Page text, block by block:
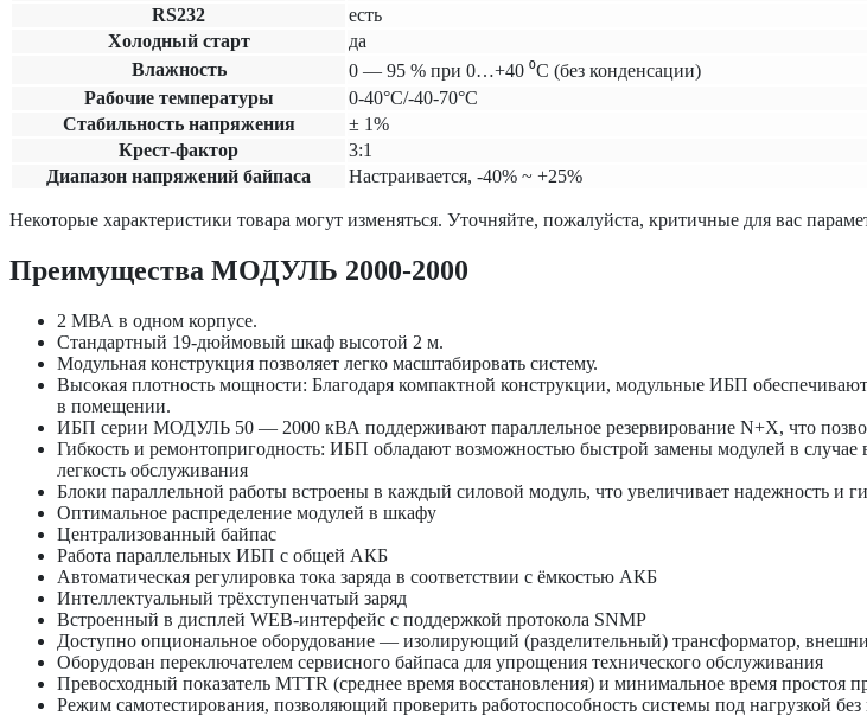
RS232
есть
Холодный старт
да
Влажность
0 — 95 % при 0…+40 ⁰С (без конденсации)
Рабочие температуры
0-40°C/-40-70°C
Cтабильность напряжения
± 1%
Крест-фактор
3:1
Диапазон напряжений байпаса
Настраивается, -40% ~ +25%
Некоторые характеристики товара могут изменяться. Уточняйте, пожалуйста, критичные для вас
Преимущества МОДУЛЬ 2000-2000
2 МВА в одном корпусе.
Стандартный 19-дюймовый шкаф высотой 2 м.
Модульная конструкция позволяет легко масштабировать систему.
Высокая плотность мощности: Благодаря компактной конструкции, модульные ИБП
в помещении.
ИБП серии МОДУЛЬ 50 — 2000 кВА поддерживают параллельное резервирование N+X, что
Гибкость и ремонтопригодность: ИБП обладают возможностью быстрой замены модулей в случае
легкость обслуживания
Блоки параллельной работы встроены в каждый силовой модуль, что увеличивает надежность и
Оптимальное распределение модулей в шкафу
Централизованный байпас
Работа параллельных ИБП с общей АКБ
Автоматическая регулировка тока заряда в соответствии с ёмкостью АКБ
Интеллектуальный трёхступенчатый заряд
Встроенный в дисплей WEB-интерфейс с поддержкой протокола SNMP
Доступно опциональное оборудование — изолирующий (разделительный) трансформатор,
Оборудован переключателем сервисного байпаса для упрощения технического обслуживания
Превосходный показатель MTTR (среднее время восстановления) и минимальное время простоя
Режим самотестирования, позволяющий проверить работоспособность системы под нагрузкой